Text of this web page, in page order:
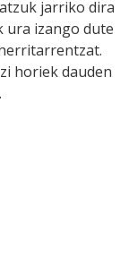
jarriko dira
izango dute
horiek dauden